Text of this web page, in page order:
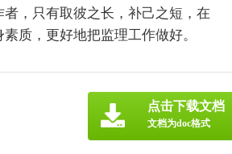
，只有取彼之长，补己之短，在
质，更好地把监理工作做好。
点击下载文档
文档为doc格式